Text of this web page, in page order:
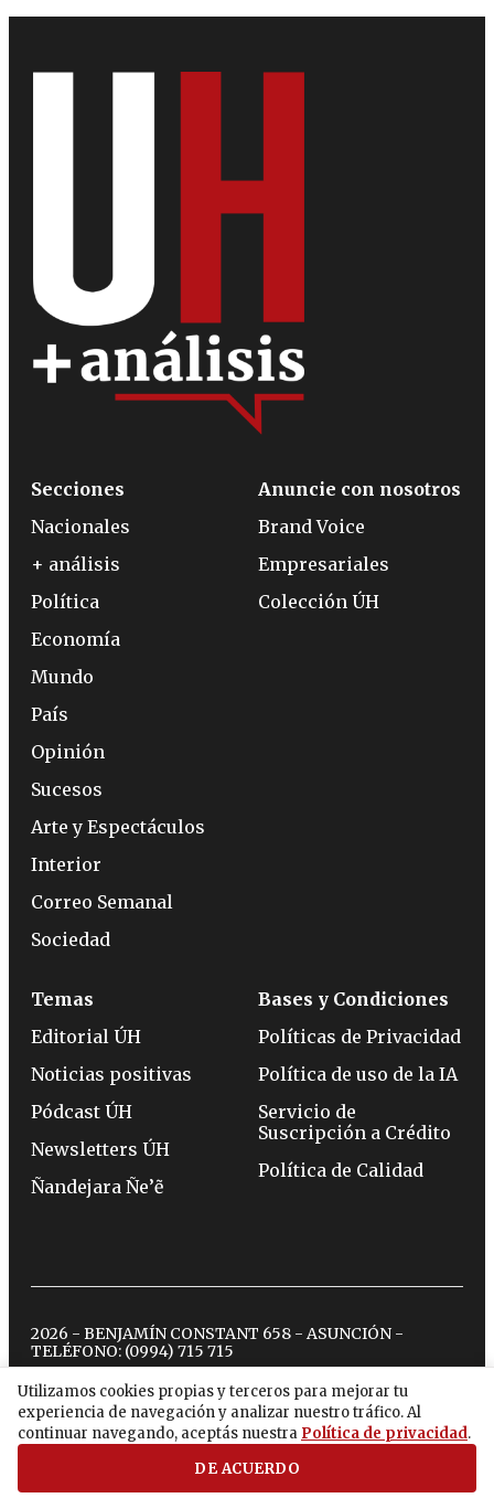
Utilizamos cookies propias y terceros para mejorar tu
experiencia de navegación y analizar nuestro tráfico. Al
continuar navegando, aceptás nuestra Política de privacidad.
DE ACUERDO
Secciones
Nacionales
+ análisis
Política
Economía
Mundo
País
Opinión
Sucesos
Arte y Espectáculos
Interior
Correo Semanal
Sociedad
Anuncie con nosotros
Brand Voice
Empresariales
Colección ÚH
Temas
Editorial ÚH
Noticias positivas
Pódcast ÚH
Newsletters ÚH
Ñandejara Ñe’ẽ
Bases y Condiciones
Políticas de Privacidad
Política de uso de la IA
Servicio de
Suscripción a Crédito
Política de Calidad
2026 - BENJAMÍN CONSTANT 658 - ASUNCIÓN -
TELÉFONO: (0994) 715 715
twitterinstagram
facebook
tiktokyoutubespotify